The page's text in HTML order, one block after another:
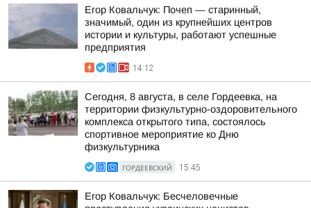
Егор Ковальчук: Почеп — старинный,
значимый, один из крупнейших центров
истории и культуры, работают успешные
предприятия
14:12
Сегодня, 8 августа, в селе Гордеевка, на
территории физкультурно-оздоровительного
комплекса открытого типа, состоялось
спортивное мероприятие ко Дню
физкультурника
ГОРДЕЕВСКИЙ 15:45
Егор Ковальчук: Бесчеловечные